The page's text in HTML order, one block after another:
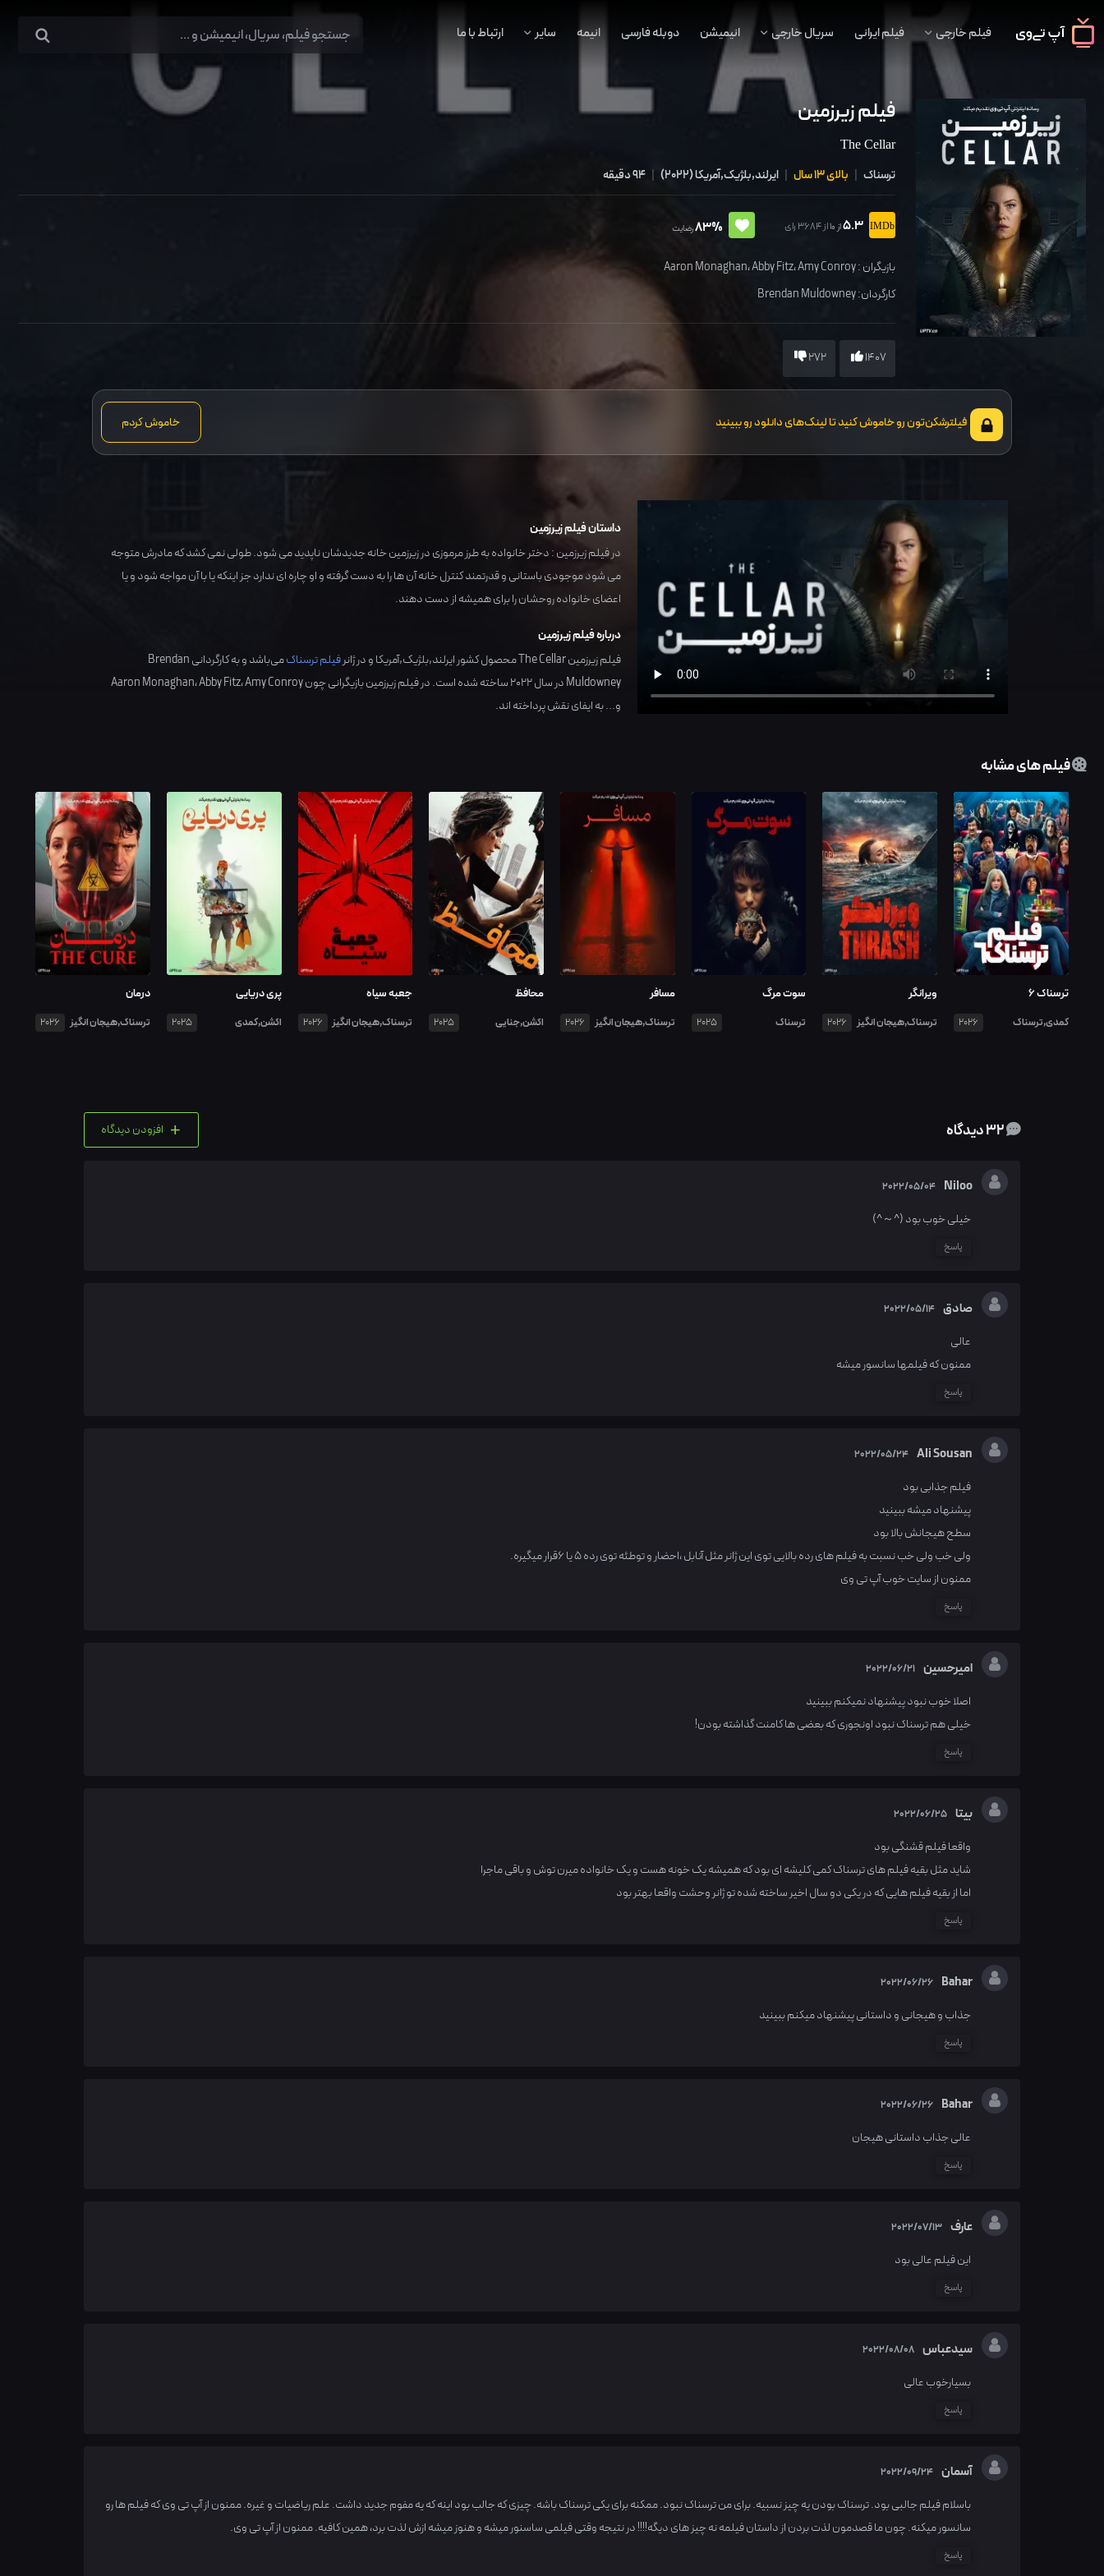
فیلم خارجی فیلم ایرانی سریال خارجی انیمیشن دوبله فارسی انیمه سایر ارتباط با ما
فیلم زیرزمین
The Cellar
ترسناک | بالای 13 سال | ایرلند,بلژیک,آمریکا(
2022
)
|
5.3از 10 از 3684 رای 83%رضایت
بازیگران : Aaron Monaghan،Abby Fitz،Amy Conroy
کارگردان:Brendan Muldowney
1407
272
فیلترشکن‌تون رو خاموش کنید تا لینک‌های دانلود رو ببینید خاموش کردم
داستان فیلم زیرزمین
در فیلم زیرزمین : دختر خانواده به طرز مرموزی در زیرزمین خانه جدیدشان ناپدید می شود. طولی نمی کشد که مادرش متوجه
می شود موجودی باستانی و قدرتمند کنترل خانه آن ها را به دست گرفته و او چاره ای ندارد جز اینکه یا با آن مواجه شود و یا
اعضای خانواده روحشان را برای همیشه از دست دهند.
درباره فیلم زیرزمین
فیلم زیرزمین The Cellar محصول کشور ایرلند,بلژیک,آمریکاو در ژانرفیلم ترسناکمی‌باشد و به کارگردانیBrendan
Muldowneyدر سال2022ساخته شده است. در فیلم زیرزمین بازیگرانی چون Aaron Monaghan،Abby Fitz،Amy Conroy
و... به ایفای نقش پرداخته اند.
فیلم های مشابه
ترسناک ۶
کمدی,ترسناک 2026
ویرانگر
ترسناک,هیجان انگیز 2026
سوت مرگ
ترسناک 2025
مسافر
ترسناک,هیجان انگیز 2026
محافظ
اکشن,جنایی 2025
جعبه سیاه
ترسناک,هیجان انگیز 2026
پری دریایی
اکشن,کمدی 2025
درمان
ترسناک,هیجان انگیز 2026
32 دیدگاه + افزودن دیدگاه
Niloo
2022/05/04
خیلی خوب بود (^～^)
پاسخ
صادق 2022/05/14
عالی
ممنون که فیلمها سانسور میشه
پاسخ
Ali Sousan
2022/05/24
فیلم جذابی بود
پیشنهاد میشه ببینید
سطح هیجانش بالا بود
ولی خب ولی خب نسبت به فیلم های رده بالایی توی این ژانر مثل آنابل ،احضار و توطئه توی رده ۵ یا ۶قرار میگیره.
ممنون از سایت خوب آپ تی وی
پاسخ
امیرحسین 2022/06/21
اصلا خوب نبود پیشنهاد نمیکنم ببینید
خیلی هم ترسناک نبود اونجوری که بعضی ها کامنت گذاشته بودن!
پاسخ
بیتا 2022/06/25
واقعا فیلم قشنگی بود
شاید مثل بقیه فیلم های ترسناک کمی کلیشه ای بود که همیشه یک خونه هست و یک خانواده میرن توش و باقی ماجرا
اما از بقیه فیلم هایی که در یکی دو سال اخیر ساخته شده تو ژانر وحشت واقعا بهتر بود
پاسخ
Bahar
2022/06/26
جذاب و هیجانی و داستانی پیشنهاد میکنم ببینید
پاسخ
Bahar
2022/06/26
عالی جذاب داستانی هیجان
پاسخ
عارف 2022/07/13
این فیلم عالی بود
پاسخ
سیدعباس 2022/08/08
بسیارخوب عالی
پاسخ
آسمان 2022/09/24
باسلام فیلم جالبی بود. ترسناک بودن یه چیز نسبیه. برای من ترسناک نبود. ممکنه برای یکی ترسناک باشه. چیزی که جالب بود اینه که یه مفوم جدید داشت. علم ریاضیات و غیره. ممنون از آپ تی وی که فیلم ها رو
سانسور میکنه. چون ما قصدمون لذت بردن از داستان فیلمه نه چیز های دیگه!!!! در نتیجه وقتی فیلمی ساسنور میشه و هنوز میشه ازش لذت برد، همین کافیه. ممنون از آپ تی وی.
پاسخ